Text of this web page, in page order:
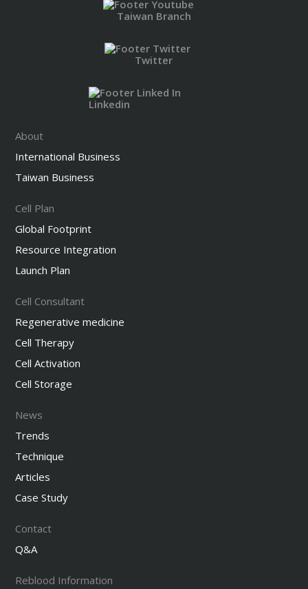
Taiwan Branch
Twitter
Linkedin
About
International Business
Taiwan Business
Cell Plan
Global Footprint
Resource Integration
Launch Plan
Cell Consultant
Regenerative medicine
Cell Therapy
Cell Activation
Cell Storage
News
Trends
Technique
Articles
Case Study
Contact
Q&A
Reblood Information